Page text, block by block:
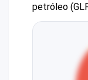
petróleo